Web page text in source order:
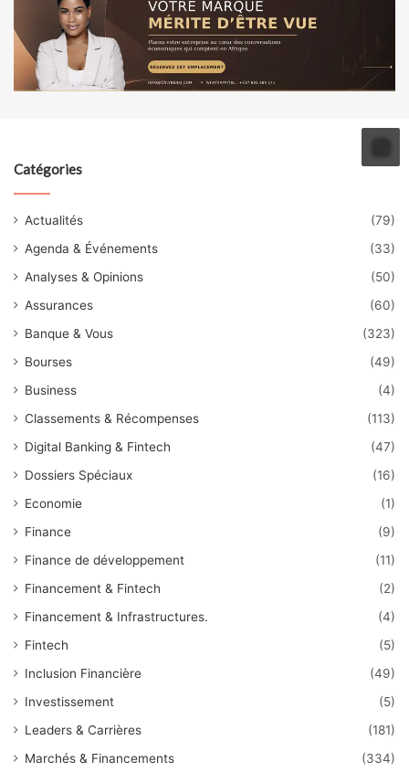
Catégories
Actualités
(79)
Agenda & Événements
(33)
Analyses & Opinions
(50)
Assurances
(60)
Banque & Vous
(323)
Bourses
(49)
Business
(4)
Classements & Récompenses
(113)
Digital Banking & Fintech
(47)
Dossiers Spéciaux
(16)
Economie
(1)
Finance
(9)
Finance de développement
(11)
Financement & Fintech
(2)
Financement & Infrastructures.
(4)
Fintech
(5)
Inclusion Financière
(49)
Investissement
(5)
Leaders & Carrières
(181)
Marchés & Financements
(334)